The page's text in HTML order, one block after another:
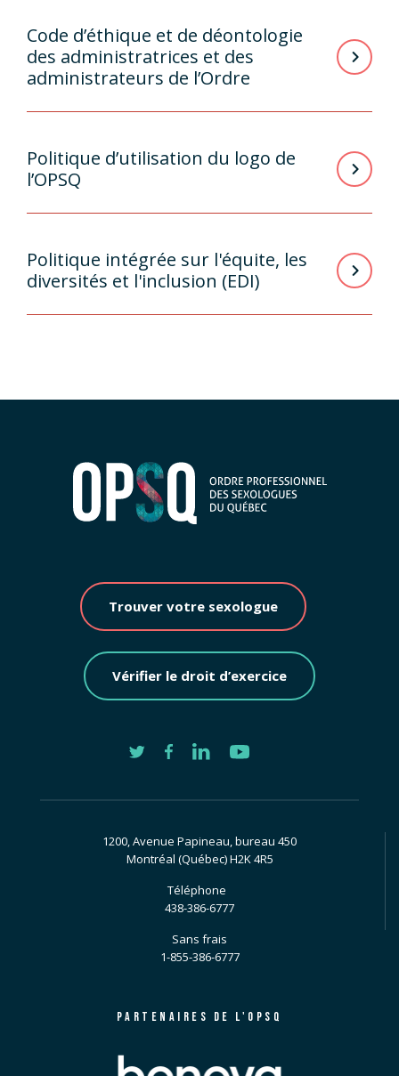
Code d’éthique et de déontologie
des administratrices et des
administrateurs de l’Ordre
Politique d’utilisation du logo de
l’OPSQ
Politique intégrée sur l'équite, les
diversités et l'inclusion (EDI)
Trouver votre sexologue
Vérifier le droit d’exercice
1200, Avenue Papineau, bureau 450
Montréal (Québec) H2K 4R5
Téléphone
438-386-6777
Sans frais
1-855-386-6777
PARTENAIRES DE L'OPSQ